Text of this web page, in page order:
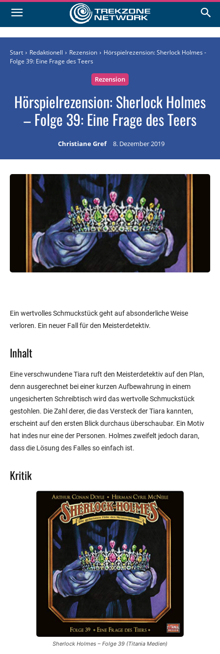
Start Redaktionell Rezension
Hörspielrezension: Sherlock Holmes -
Folge 39: Eine Frage des Teers
Rezension
Hörspielrezension: Sherlock Holmes
– Folge 39: Eine Frage des Teers
Christiane Gref 8. Dezember 2019
Ein wertvolles Schmuckstück geht auf absonderliche Weise
verloren. Ein neuer Fall für den Meisterdetektiv.
Inhalt
Eine verschwundene Tiara ruft den Meisterdetektiv auf den Plan,
denn ausgerechnet bei einer kurzen Aufbewahrung in einem
ungesicherten Schreibtisch wird das wertvolle Schmuckstück
gestohlen. Die Zahl derer, die das Versteck der Tiara kannten,
erscheint auf den ersten Blick durchaus überschaubar. Ein Motiv
hat indes nur eine der Personen. Holmes zweifelt jedoch daran,
dass die Lösung des Falles so einfach ist.
Kritik
Sherlock Holmes – Folge 39 (Titania Medien)